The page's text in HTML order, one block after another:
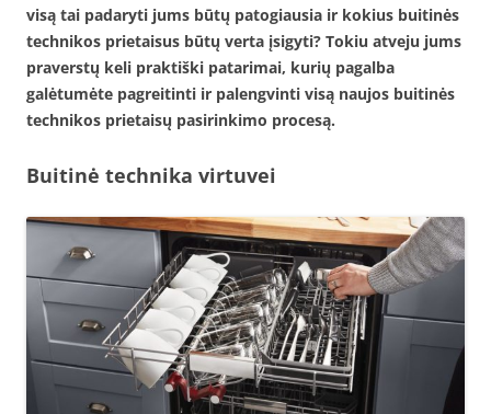
visą tai padaryti jums būtų patogiausia ir kokius buitinės
technikos prietaisus būtų verta įsigyti? Tokiu atveju jums
praverstų keli praktiški patarimai, kurių pagalba
galėtumėte pagreitinti ir palengvinti visą naujos buitinės
technikos prietaisų pasirinkimo procesą.
Buitinė technika virtuvei